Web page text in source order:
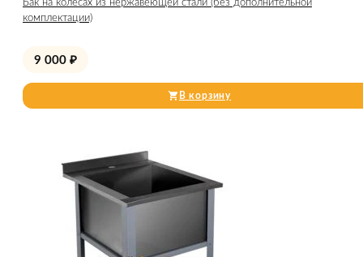
Бак на колёсах из нержавеющей стали (без дополнительной
комплектации)
9 000 ₽
В корзину